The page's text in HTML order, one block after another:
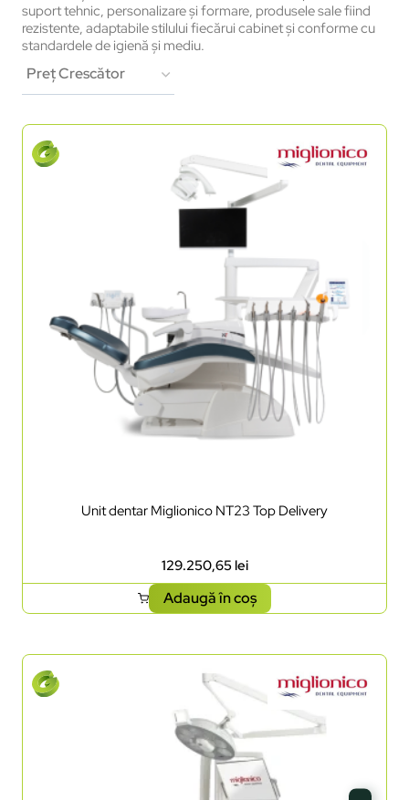
suport tehnic, personalizare și formare, produsele sale fiind
rezistente, adaptabile stilului fiecărui cabinet și conforme cu
standardele de igienă și mediu.
Unit dentar Miglionico NT23 Top Delivery
129.250,65lei
Adaugă în coș